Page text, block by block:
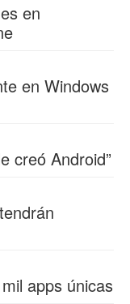
en
en Windows
creó Android”
apps únicas